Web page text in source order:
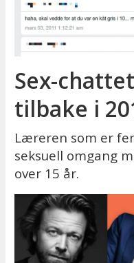
Sex-
tilbake i
Læreren som er
seksuell omgang
over 15 år.